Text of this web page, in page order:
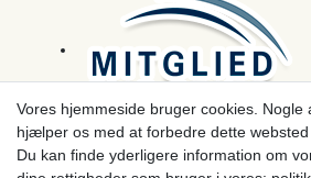
Betaling
Vores hjemmeside bruger cookies.
hjælper os med at forbedre dette
Du kan finde yderligere information om